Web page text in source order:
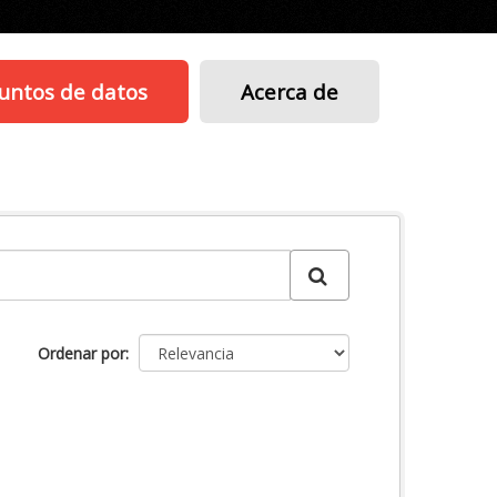
de datos Acerca de
Ordenar por